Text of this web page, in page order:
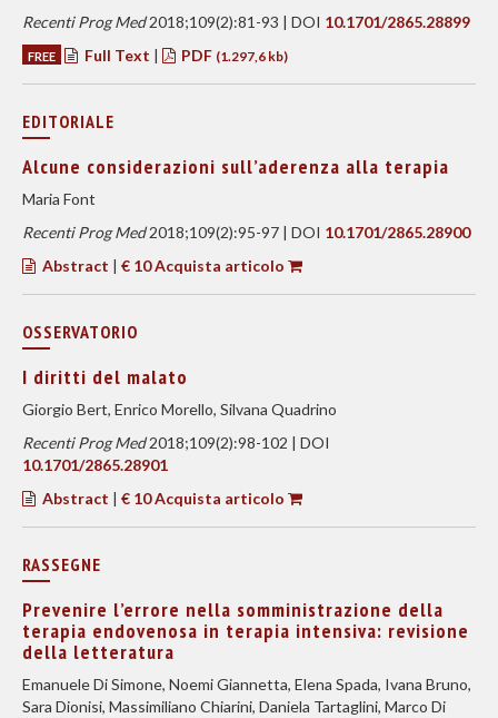
Recenti Prog Med2018;109(2):81-93 | DOI 10.1701/2865.28899
FREE Full Text | PDF (1.297,6 kb)
EDITORIALE
Alcune considerazioni sull’aderenza alla terapia
Maria Font
Recenti Prog Med2018;109(2):95-97 | DOI 10.1701/2865.28900
Abstract | € 10 Acquista articolo
OSSERVATORIO
I diritti del malato
Giorgio Bert, Enrico Morello, Silvana Quadrino
Recenti Prog Med2018;109(2):98-102 | DOI
10.1701/2865.28901
Abstract | € 10 Acquista articolo
RASSEGNE
Prevenire l’errore nella somministrazione della
terapia endovenosa in terapia intensiva: revisione
della letteratura
Emanuele Di Simone, Noemi Giannetta, Elena Spada, Ivana Bruno,
Sara Dionisi, Massimiliano Chiarini, Daniela Tartaglini, Marco Di